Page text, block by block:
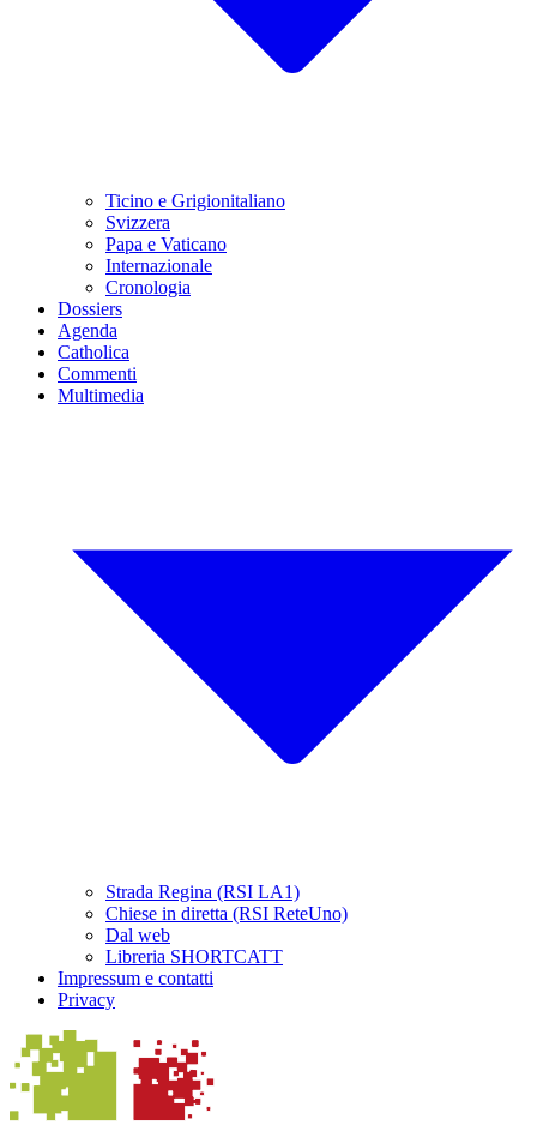
Ticino e Grigionitaliano
Svizzera
Papa e Vaticano
Internazionale
Cronologia
Dossiers
Agenda
Catholica
Commenti
Multimedia
Strada Regina (RSI LA1)
Chiese in diretta (RSI ReteUno)
Dal web
Libreria SHORTCATT
Impressum e contatti
Privacy